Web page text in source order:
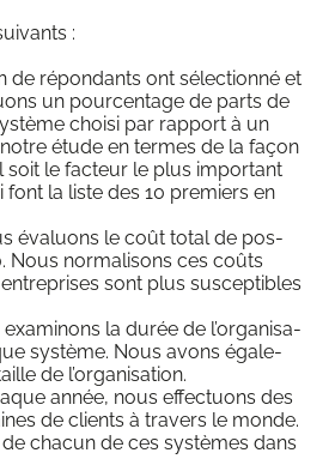
:
de répon­dants ont sélec­tion­né et
un pour­cen­tage de parts de
choi­si par rap­port à un
étude en termes de la façon
soit le fac­teur le plus impor­tant
la liste des 10 pre­miers en
éva­luons le coût total de pos­
Nous nor­ma­li­sons ces coûts
sont plus sus­cep­tibles
exa­mi­nons la durée de l’or­ga­ni­sa­
sys­tème. Nous avons éga­le­
de l’organisation.
année, nous effec­tuons des
de clients à tra­vers le monde.
cha­cun de ces sys­tèmes dans